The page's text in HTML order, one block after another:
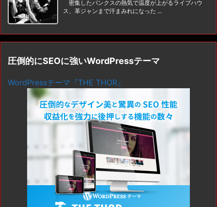
密集したパンクスの熱気で温度が上がるライブハウ
ス、革ジャンまで汗まみれになった ...
圧倒的にSEOに強いWordPressテーマ
WordPressテーマ『THE THOR』